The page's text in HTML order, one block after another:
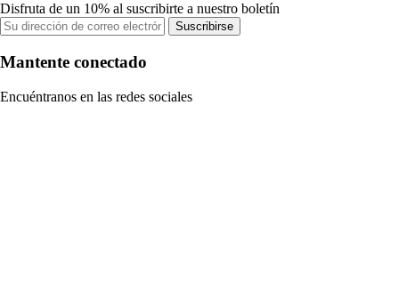
Disfruta de un 10% al suscribirte a nuestro boletín
Suscribirse
Mantente conectado
Encuéntranos en las redes sociales